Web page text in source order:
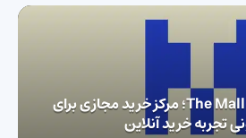
معرفی اپلیکیشن The Mall؛ مرکز خرید مجازی برای
تجربه خرید آنلاین